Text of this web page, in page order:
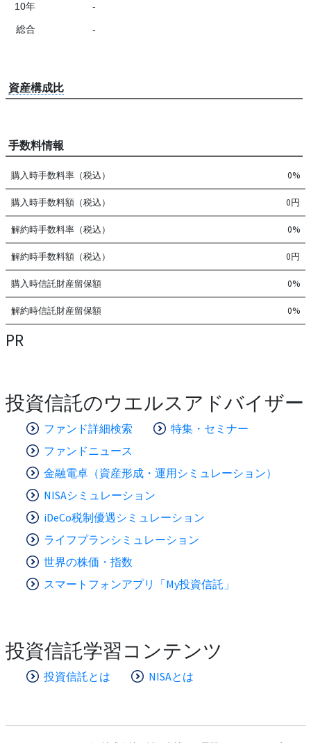
10年 -
総合 -
資産構成比
手数料情報
購入時手数料率（税込） 0%
購入時手数料額（税込） 0円
解約時手数料率（税込） 0%
解約時手数料額（税込） 0円
購入時信託財産留保額 0%
解約時信託財産留保額 0%
PR
投資信託のウエルスアドバイザー
ファンド詳細検索
特集・セミナー
ファンドニュース
金融電卓（資産形成・運用シミュレーション）
NISAシミュレーション
iDeCo税制優遇シミュレーション
ライフプランシミュレーション
世界の株価・指数
スマートフォンアプリ「My投資信託」
投資信託学習コンテンツ
投資信託とは NISAとは